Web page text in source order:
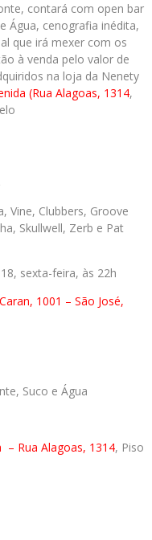
contará com open bar
Água, cenografia inédita,
que irá mexer com os
à venda pelo valor de
na loja da Nenety
(Rua Alagoas, 1314,
Vine, Clubbers, Groove
Skullwell, Zerb e Pat
sexta-feira, às 22h
1001 – São José,
Suco e Água
– Rua Alagoas, 1314, Piso